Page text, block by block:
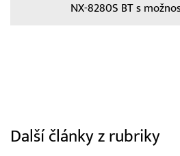
NX-8280S BT s
Další články z rubriky